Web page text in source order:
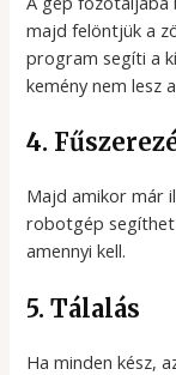
majd felöntjük a
program segíti a
kemény nem lesz
4.
Majd amikor már
robotgép segíthet
amennyi kell.
5. Tálalás
Ha minden kész,